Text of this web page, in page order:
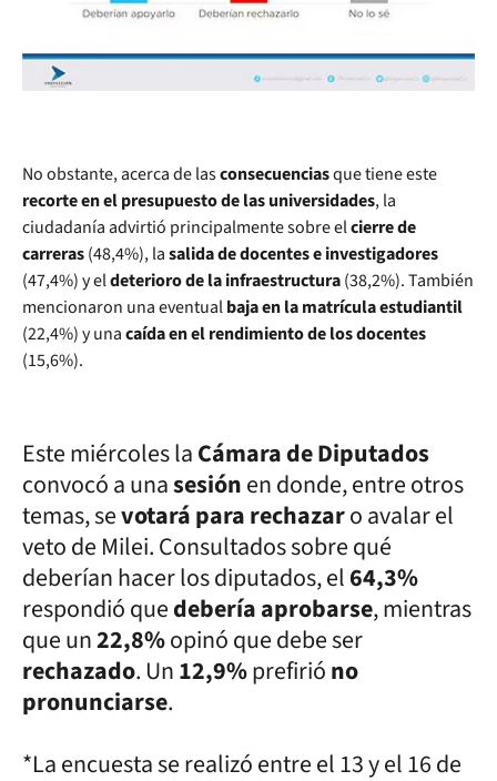
No obstante, acerca de lasconsecuenciasque tiene este
recorte en el presupuesto de las universidades, la
ciudadanía advirtió principalmente sobre elcierre de
carreras(48,4%), lasalida de docentes e investigadores
(47,4%) y eldeterioro de la infraestructura(38,2%). También
mencionaron una eventualbaja en la matrícula estudiantil
(22,4%) y unacaída en el rendimiento de los docentes
(15,6%).
Este miércoles laCámara de Diputados
convocó a unasesiónen donde, entre otros
temas, sevotará para rechazaro avalar el
veto de Milei. Consultados sobre qué
deberían hacer los diputados, el64,3%
respondió quedebería aprobarse, mientras
que un22,8%opinó que debe ser
rechazado. Un12,9%prefirióno
pronunciarse.
*La encuesta se realizó entre el 13 y el 16 de